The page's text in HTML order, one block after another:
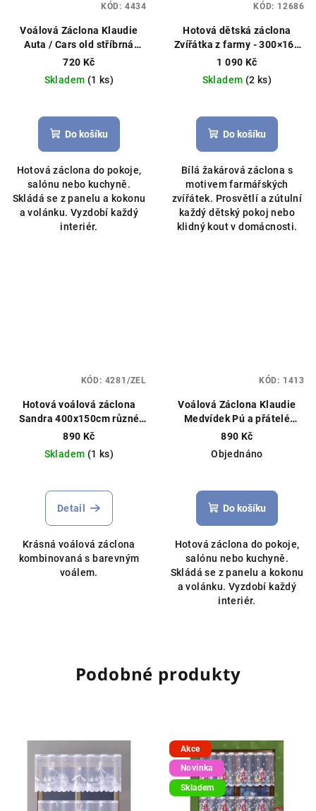
Voálová Záclona Klaudie
Auta / Cars old stříbrná
400x145cm
720 Kč
Skladem (1 ks)
Do košíku
Hotová záclona do pokoje,
salónu nebo kuchyně.
Skládá se z panelu a kokonu
a volánku. Vyzdobí každý
interiér.
KÓD: 4434
Hotová dětská záclona
Zvířátka z farmy - 300×160
cm bíláHotová záclona,
1 090 Kč
Skladem (2 ks)
Do košíku
Bílá žakárová záclona s
motivem farmářských
zvířátek. Prosvětlí a zútulní
každý dětský pokoj nebo
klidný kout v domácnosti.
KÓD: 12686
Hotová voálová záclona
Sandra 400x150cm různé
barvy
890 Kč
Skladem (1 ks)
hodnocení
produktu
z
5
hvězdiček.
Detail
Krásná voálová záclona
kombinovaná s barevným
voálem.
KÓD: 4281/ZEL
Voálová Záclona Klaudie
Medvídek Pú a přátelé
červená 400x145cm
890 Kč
Objednáno
Do košíku
Hotová záclona do pokoje,
salónu nebo kuchyně.
Skládá se z panelu a kokonu
a volánku. Vyzdobí každý
interiér.
KÓD: 1413
Podobné produkty
Akce
Novinka
Skladem